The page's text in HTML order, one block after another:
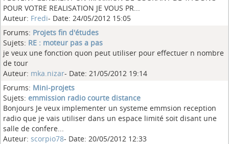
POUR VOTRE REALISATION JE VOUS PR...
Auteur: Fredi- Date: 24/05/2012 15:05
Forums: Projets fin d'études
Sujets: RE : moteur pas a pas
je veux une fonction quon peut utiliser pour effectuer n nombre
de tour
Auteur: mka.nizar- Date: 21/05/2012 19:14
Forums: Mini-projets
Sujets: emmission radio courte distance
Bonjours Je veux implementer un systeme emmsion reception
radio que je vais utiliser dans un espace limité soit disant une
salle de confere...
Auteur: scorpio78- Date: 20/05/2012 12:33